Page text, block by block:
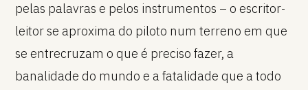
pelas palavras e pelos instrumentos – o escritor-
leitor se aproxima do piloto num terreno em que
se entrecruzam o que é preciso fazer, a
banalidade do mundo e a fatalidade que a todo